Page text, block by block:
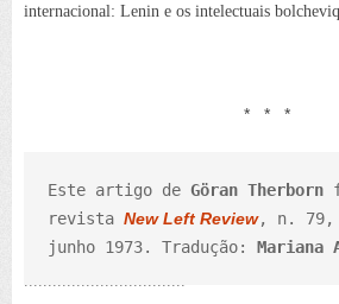
internacional: Lenin e os intelectuais
* * *
Este artigo de Göran Therborn
revista New Left Review, n. 79,
junho 1973. Tradução: Mariana